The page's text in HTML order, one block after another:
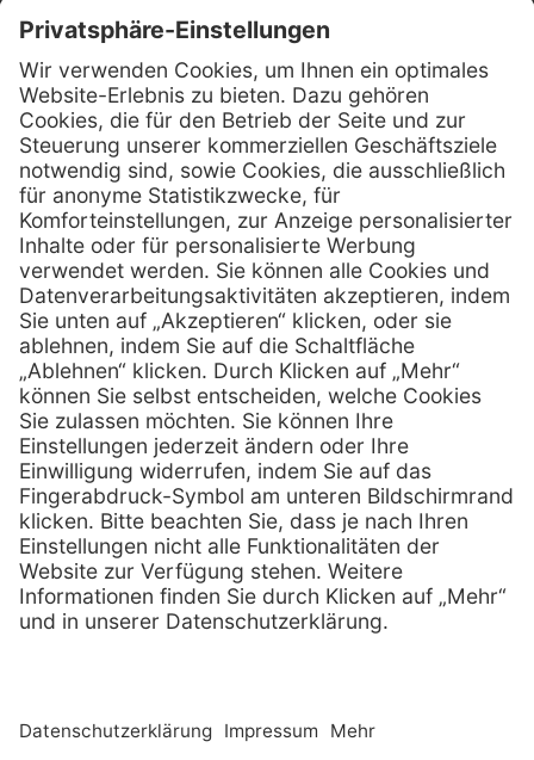
Kontakt
Firmensitz
Henry Schein Medical GmbH
Alt-Moabit 96 b
D-10559 Berlin
Telefon: 0800 - 888 777 6
Telefax: 0800 - 888 777 8
E-Mail: info @ henryschein-med.de
Services
Fernwartung
Vorteile
Eigenmarke
Leasing
Techn. Service
Kataloge
Hilfe
FAQs
Kontakt
Lob & Kritik
Außendienst
Retoure
E-Rechnung
Zertifikat Rechtliches